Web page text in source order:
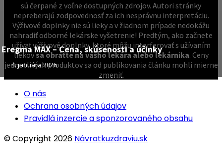
Eregma MAX – Cena, skúsenosti a účinky
4. januára 2026
sú čerpané z voľne dostupných zdrojov. Autori stránky
nepreberajú zodpovednosť za ich nesprávnu interpretáciu.
Výživové doplnky nie sú lieky a v žiadnom prípade nedokážu
nahradiť odborné lekárske vyšetrenie! Predtým, ako začnete
užívať výživové doplnky, ktoré môžu interferovať s užívaním
liekovsa obráťte na vášho lekára alebo lekárnika. Ceny
jednotlivých produktov sa od publikovania článku mohli mierne
zmeniť.
O nás
Ochrana osobných údajov
Pravidlá inzercie a sponzorovaného obsahu
© Copyright 2026 Návratkuzdraviu.sk